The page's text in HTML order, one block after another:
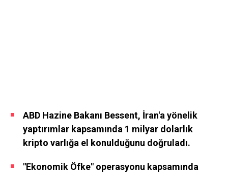
ABD Hazine Bakanı Bessent, İran'a yönelik
yaptırımlar kapsamında 1 milyar dolarlık
kripto varlığa el konulduğunu doğruladı.
"Ekonomik Öfke" operasyonu kapsamında